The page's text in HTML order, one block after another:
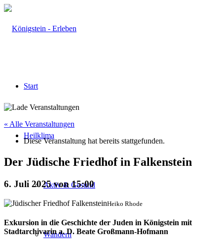
Start
Heilklima
Aktiv & Gesund
Wandern
« Alle Veranstaltungen
Diese Veranstaltung hat bereits stattgefunden.
Der Jüdische Friedhof in Falkenstein
6. Juli 2025 von 15:00
Heiko Rhode
Exkursion in die Geschichte der Juden in Königstein mit
Stadtarchivarin a. D. Beate Großmann-Hofmann